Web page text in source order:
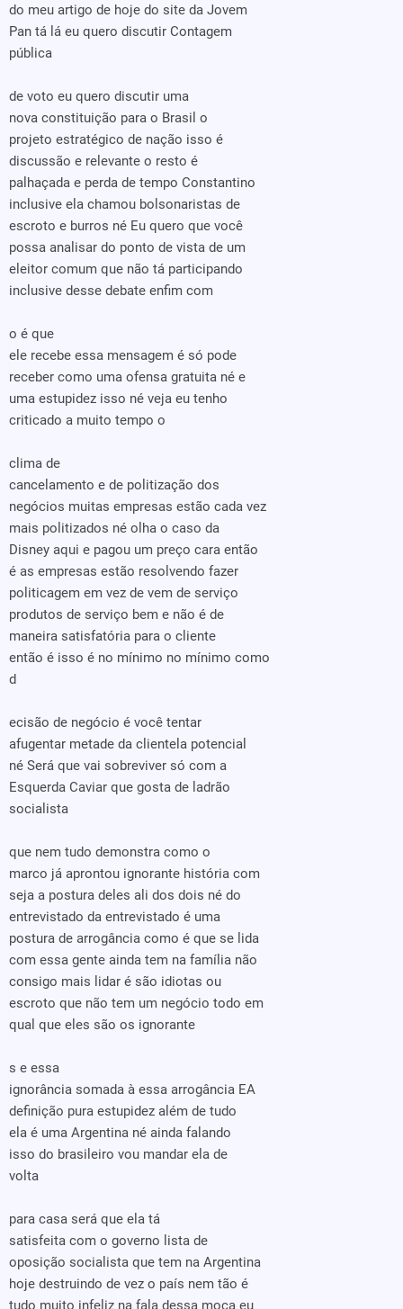
do meu artigo de hoje do site da Jovem
Pan tá lá eu quero discutir Contagem
pública
de voto eu quero discutir uma
nova constituição para o Brasil o
projeto estratégico de nação isso é
discussão e relevante o resto é
palhaçada e perda de tempo Constantino
inclusive ela chamou bolsonaristas de
escroto e burros né Eu quero que você
possa analisar do ponto de vista de um
eleitor comum que não tá participando
inclusive desse debate enfim com
o é que
ele recebe essa mensagem é só pode
receber como uma ofensa gratuita né e
uma estupidez isso né veja eu tenho
criticado a muito tempo o
clima de
cancelamento e de politização dos
negócios muitas empresas estão cada vez
mais politizados né olha o caso da
Disney aqui e pagou um preço cara então
é as empresas estão resolvendo fazer
politicagem em vez de vem de serviço
produtos de serviço bem e não é de
maneira satisfatória para o cliente
então é isso é no mínimo no mínimo como
d
ecisão de negócio é você tentar
afugentar metade da clientela potencial
né Será que vai sobreviver só com a
Esquerda Caviar que gosta de ladrão
socialista
que nem tudo demonstra como o
marco já aprontou ignorante história com
seja a postura deles ali dos dois né do
entrevistado da entrevistado é uma
postura de arrogância como é que se lida
com essa gente ainda tem na família não
consigo mais lidar é são idiotas ou
escroto que não tem um negócio todo em
qual que eles são os ignorante
s e essa
ignorância somada à essa arrogância EA
definição pura estupidez além de tudo
ela é uma Argentina né ainda falando
isso do brasileiro vou mandar ela de
volta
para casa será que ela tá
satisfeita com o governo lista de
oposição socialista que tem na Argentina
hoje destruindo de vez o país nem tão é
tudo muito infeliz na fala dessa moça eu